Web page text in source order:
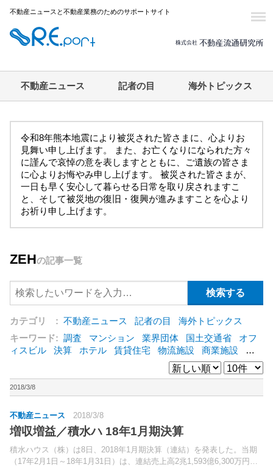
不動産ニュースと不動産業務のためのサポートサイト
不動産ニュース 記者の目 海外トピックス
令和8年熊本地震により被災された皆さまに、心よりお
見舞い申し上げます。 また、お亡くなりになられた方々
に謹んで哀悼の意を表しますとともに、ご遺族の皆さま
に心よりお悔やみ申し上げます。 被災された皆さまが、
一日も早く安心して暮らせる日常を取り戻されますこ
と、そして被災地の復旧・復興が進みますことを心より
お祈り申し上げます。
ZEHの記事一覧
カテゴリ : 不動産ニュース 記者の目
海外トピックス
キーワード: 調査 マンション 業界団体 国土交通省
オフ
ィスビル
決算 ホテル 賃貸住宅 物流施設 商業施設
海
東急不動産 賃料
ア
野村不動産 ZEH [+]
2018/3/8
不動産ニュース 2018/3/8
増収増益／積水ハ 18年1月期決算
積水ハウス（株）は8日、2018年1月期決算（連結）を発表した。当期
（17年2月1日～18年1月31日）は、連結売上高2兆1,593億6,300万円